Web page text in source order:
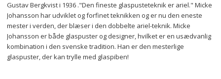
Gustav Bergkvist i 1936 ."Den fineste glaspusteteknik er ariel." Micke
Johansson har udviklet og forfinet teknikken og er nu den eneste
mester i verden, der blæser i den dobbelte ariel-teknik. Micke
Johansson er både glaspuster og designer, hvilket er en usædvanlig
kombination i den svenske tradition. Han er den mesterlige
glaspuster, der kan trylle med glaspiben!